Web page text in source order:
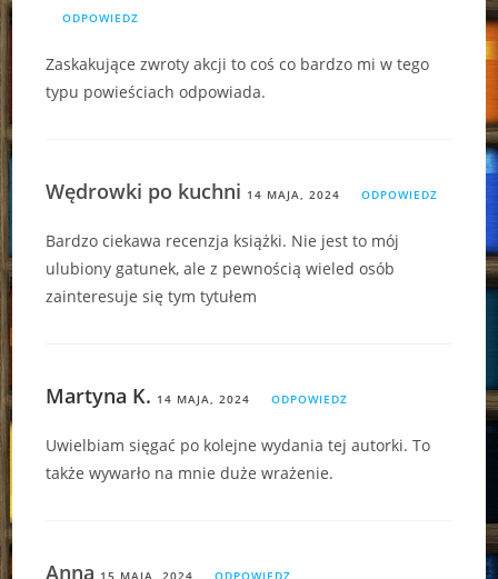
ODPOWIEDZ
Zaskakujące zwroty akcji to coś co bardzo mi w tego
typu powieściach odpowiada.
Wędrowki po kuchni 14 MAJA, 2024 ODPOWIEDZ
Bardzo ciekawa recenzja książki. Nie jest to mój
ulubiony gatunek, ale z pewnością wieled osób
zainteresuje się tym tytułem
Martyna K. 14 MAJA, 2024 ODPOWIEDZ
Uwielbiam sięgać po kolejne wydania tej autorki. To
także wywarło na mnie duże wrażenie.
Anna 15 MAJA, 2024 ODPOWIEDZ